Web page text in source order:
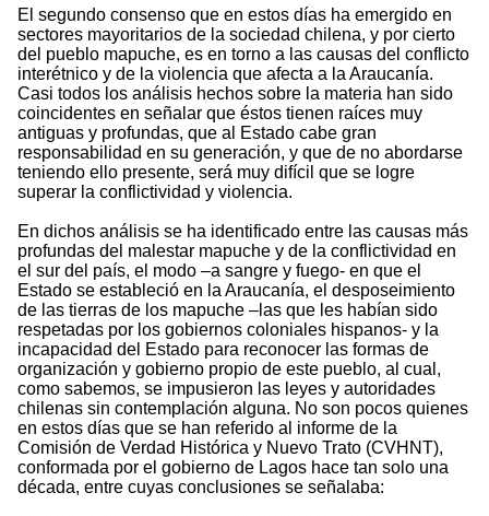
El segundo consenso que en estos días ha emergido en
sectores mayoritarios de la sociedad chilena, y por cierto
del pueblo mapuche, es en torno a las causas del conflicto
interétnico y de la violencia que afecta a la Araucanía.
Casi todos los análisis hechos sobre la materia han sido
coincidentes en señalar que éstos tienen raíces muy
antiguas y profundas, que al Estado cabe gran
responsabilidad en su generación, y que de no abordarse
teniendo ello presente, será muy difícil que se logre
superar la conflictividad y violencia.
En dichos análisis se ha identificado entre las causas más
profundas del malestar mapuche y de la conflictividad en
el sur del país, el modo –a sangre y fuego- en que el
Estado se estableció en la Araucanía, el desposeimiento
de las tierras de los mapuche –las que les habían sido
respetadas por los gobiernos coloniales hispanos- y la
incapacidad del Estado para reconocer las formas de
organización y gobierno propio de este pueblo, al cual,
como sabemos, se impusieron las leyes y autoridades
chilenas sin contemplación alguna. No son pocos quienes
en estos días que se han referido al informe de la
Comisión de Verdad Histórica y Nuevo Trato (CVHNT),
conformada por el gobierno de Lagos hace tan solo una
década, entre cuyas conclusiones se señalaba: